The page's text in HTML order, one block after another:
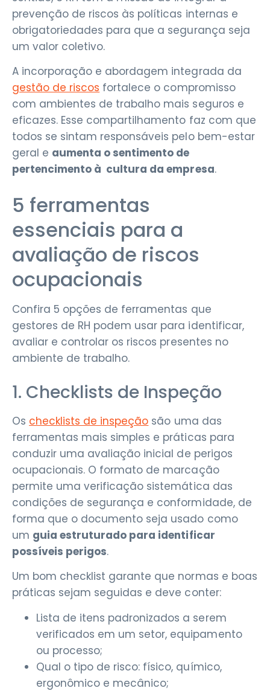
prevenção de riscos às políticas internas e
obrigatoriedades para que a segurança seja
um valor coletivo.
A incorporação e abordagem integrada da
gestão de riscos fortalece o compromisso
com ambientes de trabalho mais seguros e
eficazes. Esse compartilhamento faz com que
todos se sintam responsáveis pelo bem-estar
geral e aumenta o sentimento de
pertencimento à cultura da empresa.
5 ferramentas
essenciais para a
avaliação de riscos
ocupacionais
Confira 5 opções de ferramentas que
gestores de RH podem usar para identificar,
avaliar e controlar os riscos presentes no
ambiente de trabalho.
1. Checklists de Inspeção
Os checklists de inspeção são uma das
ferramentas mais simples e práticas para
conduzir uma avaliação inicial de perigos
ocupacionais. O formato de marcação
permite uma verificação sistemática das
condições de segurança e conformidade, de
forma que o documento seja usado como
um guia estruturado para identificar
possíveis perigos.
Um bom checklist garante que normas e boas
práticas sejam seguidas e deve conter:
Lista de itens padronizados a serem
verificados em um setor, equipamento
ou processo;
Qual o tipo de risco: físico, químico,
ergonômico e mecânico;